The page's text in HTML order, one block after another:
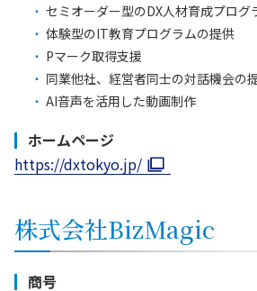
セミオーダー型のDX人材育成プログ
体験型のIT教育プログラムの提供
Pマーク取得支援
同業他社、経営者同士の対話機会の
AI音声を活用した動画制作
ホームページ
https://dxtokyo.jp/
株式会社BizMagic
商号